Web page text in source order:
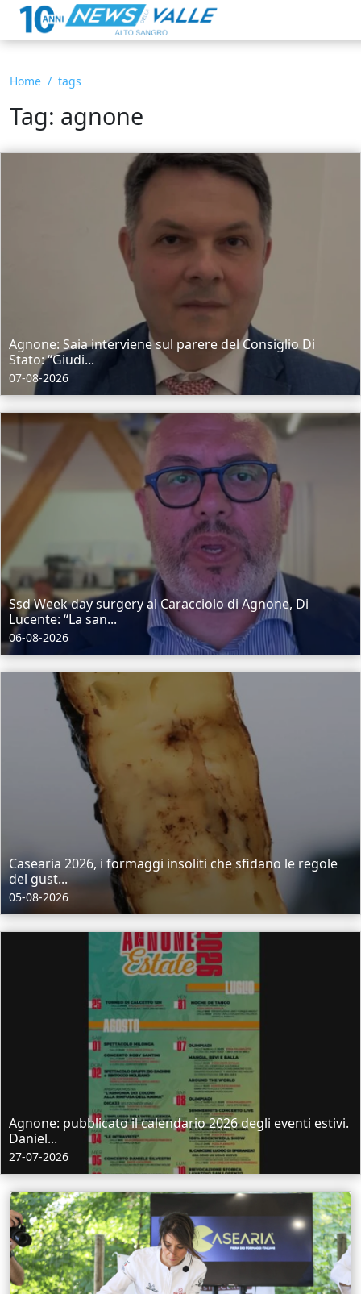
Home tags
Tag: agnone
Agnone: Saia interviene sul parere del Consiglio Di
Stato: “Giudi...
07-08-2026
Ssd Week day surgery al Caracciolo di Agnone, Di
Lucente: “La san...
06-08-2026
Casearia 2026, i formaggi insoliti che sfidano le regole
del gust...
05-08-2026
Agnone: pubblicato il calendario 2026 degli eventi estivi.
Daniel...
27-07-2026